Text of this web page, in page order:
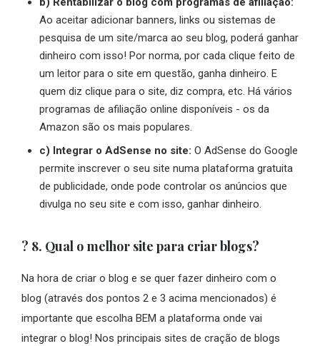
Ao aceitar adicionar banners, links ou sistemas de
pesquisa de um site/marca ao seu blog, poderá ganhar
dinheiro com isso! Por norma, por cada clique feito de
um leitor para o site em questão, ganha dinheiro. E
quem diz clique para o site, diz compra, etc. Há vários
programas de afiliação online disponíveis - os da
Amazon são os mais populares.
c) Integrar o AdSense no site: O AdSense do Google
permite inscrever o seu site numa plataforma gratuita
de publicidade, onde pode controlar os anúncios que
divulga no seu site e com isso, ganhar dinheiro.
? 8. Qual o melhor site para criar blogs?
Na hora de criar o blog e se quer fazer dinheiro com o
blog (através dos pontos 2 e 3 acima mencionados) é
importante que escolha BEM a plataforma onde vai
integrar o blog! Nos principais sites de cração de blogs